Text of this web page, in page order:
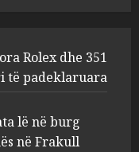
“kimistin” e
kokainës në
Rolex dhe 351
të padeklaruara
lë në burg
në Frakull